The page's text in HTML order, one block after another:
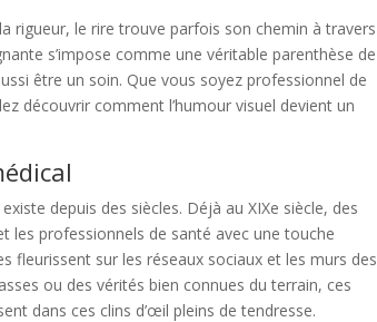
rigueur, le rire trouve parfois son chemin à travers
s’impose comme une véritable parenthèse de
être un soin. Que vous soyez professionnel de
découvrir comment l’humour visuel devient un
depuis des siècles. Déjà au XIXe siècle, des
les professionnels de santé avec une touche
fleurissent sur les réseaux sociaux et les murs des
ou des vérités bien connues du terrain, ces
dans ces clins d’œil pleins de tendresse.